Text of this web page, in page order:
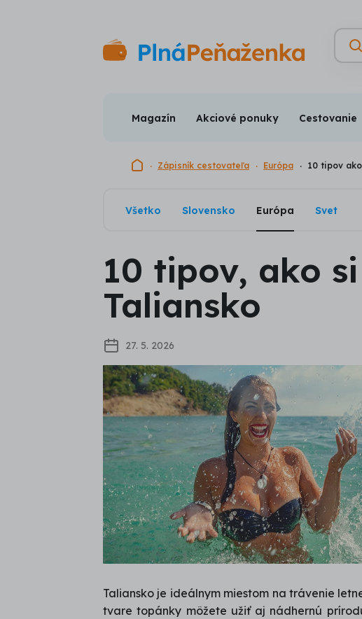
Magazín Akciové ponuky Cestovanie
Domovská stránka
Zápisník cestovateľa Európa 10 tipov
Všetko Slovensko Európa Svet
10 tipov, ako
Taliansko
27. 5. 2026
Taliansko je ideálnym miestom na trávenie
tvare topánky môžete užiť aj nádhernú